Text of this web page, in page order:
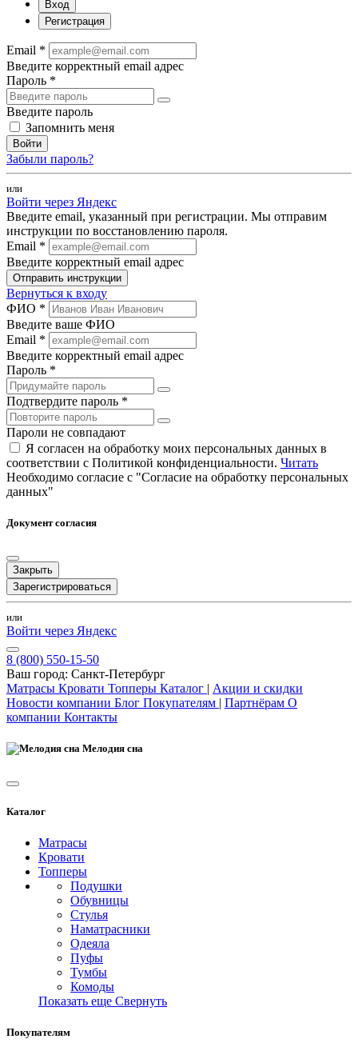
Вход
Регистрация
Email *
Введите корректный email адрес
Пароль *
Введите пароль
Запомнить меня
Войти
Забыли пароль?
или
Войти через Яндекс
Введите email, указанный при регистрации. Мы отправим
инструкции по восстановлению пароля.
Email *
Введите корректный email адрес
Отправить инструкции
Вернуться к входу
ФИО *
Введите ваше ФИО
Email *
Введите корректный email адрес
Пароль *
Подтвердите пароль *
Пароли не совпадают
Я согласен на обработку моих персональных данных в
соответствии с Политикой конфиденциальности. Читать
Необходимо согласие с "Согласие на обработку персональных
данных"
Документ согласия
Закрыть
Зарегистрироваться
или
Войти через Яндекс
8 (800) 550-15-50
Ваш город: Санкт-Петербург
Матрасы Кровати Топперы Каталог | Акции и скидки
Новости компании Блог Покупателям | Партнёрам О
компании Контакты
Мелодия сна
Каталог
Матрасы
Кровати
Топперы
Подушки
Обувницы
Стулья
Наматрасники
Одеяла
Пуфы
Тумбы
Комоды
Показать еще Свернуть
Покупателям